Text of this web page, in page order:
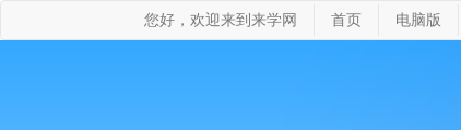
您好，欢迎来到来学网 首页 电脑版